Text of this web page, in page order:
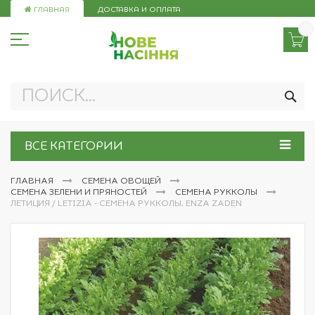
Skip
ГЛАВНАЯ ДОСТАВКА И ОПЛАТА
ВСЕ КАТЕГОРИИ
ГЛАВНАЯ
СЕМЕНА ОВОЩЕЙ
СЕМЕНА ЗЕЛЕНИ И ПРЯНОСТЕЙ
СЕМЕНА РУККОЛЫ
ЛЕТИЦИЯ / LETIZIA - СЕМЕНА РУККОЛЫ, ENZA ZADEN
Пропустить
перейти
галереям
изображений